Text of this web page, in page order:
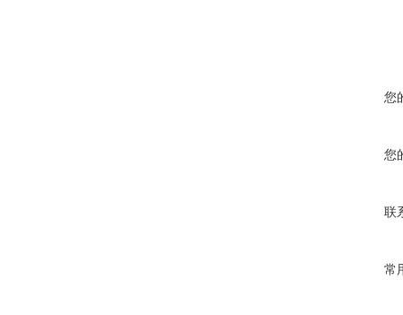
您
您
联
常